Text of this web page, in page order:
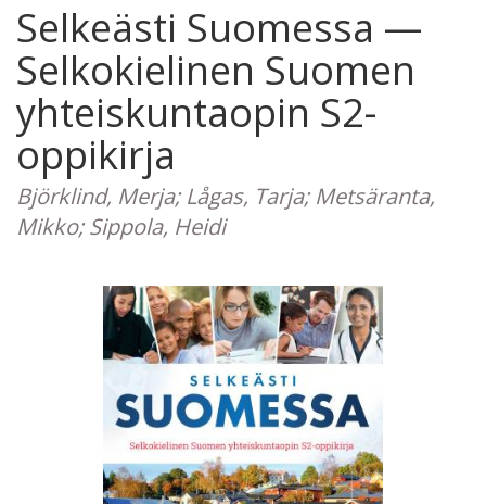
Selkeästi Suomessa —
Selkokielinen Suomen
yhteiskuntaopin S2-
oppikirja
Björklind, Merja; Lågas, Tarja; Metsäranta,
Mikko; Sippola, Heidi